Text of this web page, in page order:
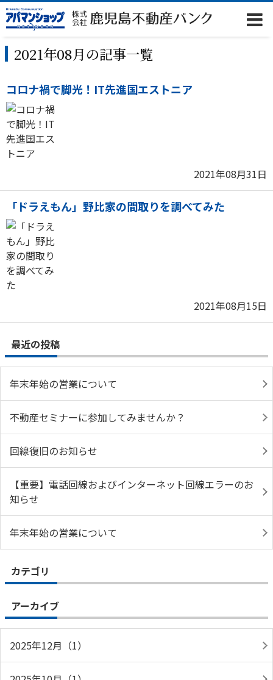
2021年08月の記事一覧
コロナ禍で脚光！IT先進国エストニア
2021年08月31日
「ドラえもん」野比家の間取りを調べてみた
2021年08月15日
最近の投稿
年末年始の営業について
不動産セミナーに参加してみませんか？
回線復旧のお知らせ
【重要】電話回線およびインターネット回線エラーのお
知らせ
年末年始の営業について
カテゴリ
アーカイブ
2025年12月（1）